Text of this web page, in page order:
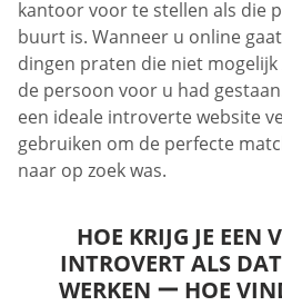
kantoor voor te stellen als die
buurt is. Wanneer u online
dingen praten die niet mogelijk
de persoon voor u had
een ideale introverte website
gebruiken om de perfecte
naar op zoek was.
HOE KRIJG JE EEN
INTROVERT ALS
WERKEN ー HOE